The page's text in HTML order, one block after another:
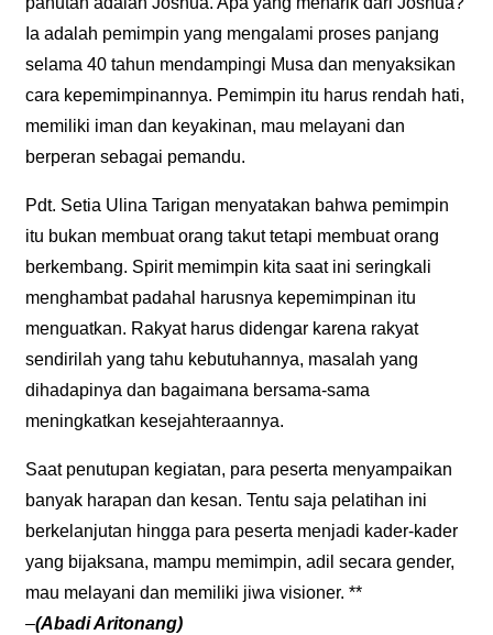
Ia adalah pemimpin yang mengalami proses panjang
selama 40 tahun mendampingi Musa dan menyaksikan
cara kepemimpinannya. Pemimpin itu harus rendah hati,
memiliki iman dan keyakinan, mau melayani dan
berperan sebagai pemandu.
Pdt. Setia Ulina Tarigan menyatakan bahwa pemimpin
itu bukan membuat orang takut tetapi membuat orang
berkembang. Spirit memimpin kita saat ini seringkali
menghambat padahal harusnya kepemimpinan itu
menguatkan. Rakyat harus didengar karena rakyat
sendirilah yang tahu kebutuhannya, masalah yang
dihadapinya dan bagaimana bersama-sama
meningkatkan kesejahteraannya.
Saat penutupan kegiatan, para peserta menyampaikan
banyak harapan dan kesan. Tentu saja pelatihan ini
berkelanjutan hingga para peserta menjadi kader-kader
yang bijaksana, mampu memimpin, adil secara gender,
mau melayani dan memiliki jiwa visioner. **
–(Abadi Aritonang)